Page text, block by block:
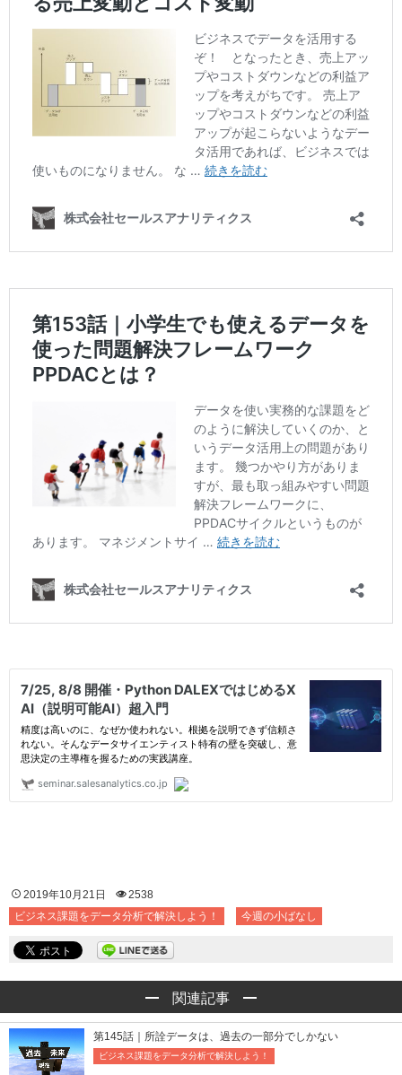
2019年10月21日
2538
ビジネス課題をデータ分析で解決しよう！
今週の小ばなし
関連記事
第145話｜所詮データは、過去の一部分でしかない
ビジネス課題をデータ分析で解決しよう！